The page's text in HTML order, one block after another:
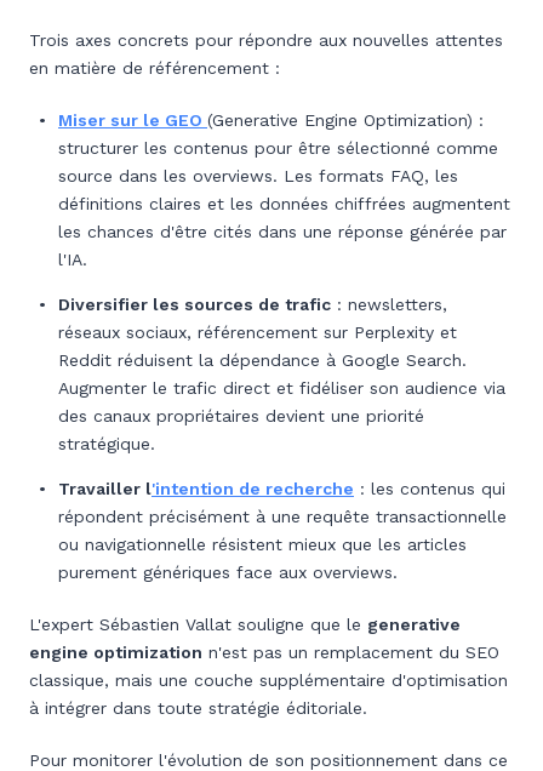
Trois axes concrets pour répondre aux nouvelles attentes
en matière de référencement :
Miser sur le GEO (Generative Engine Optimization) :
structurer les contenus pour être sélectionné comme
source dans les overviews. Les formats FAQ, les
définitions claires et les données chiffrées augmentent
les chances d'être cités dans une réponse générée par
l'IA.
Diversifier les sources de trafic : newsletters,
réseaux sociaux, référencement sur Perplexity et
Reddit réduisent la dépendance à Google Search.
Augmenter le trafic direct et fidéliser son audience via
des canaux propriétaires devient une priorité
stratégique.
Travailler l'intention de recherche : les contenus qui
répondent précisément à une requête transactionnelle
ou navigationnelle résistent mieux que les articles
purement génériques face aux overviews.
L'expert Sébastien Vallat souligne que le generative
engine optimization n'est pas un remplacement du SEO
classique, mais une couche supplémentaire d'optimisation
à intégrer dans toute stratégie éditoriale.
Pour monitorer l'évolution de son positionnement dans ce